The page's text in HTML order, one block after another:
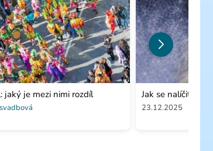
jaký je mezi nimi rozdíl Jak se nalíčit
23.12.2025